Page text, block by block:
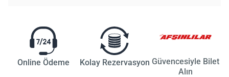
Online Ödeme Kolay Rezervasyon Güvencesiyle Bilet
Alın